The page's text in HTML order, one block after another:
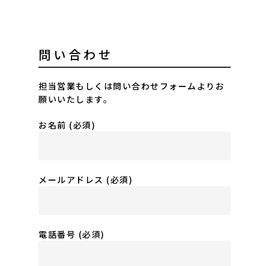
問い合わせ
担当営業もしくは問い合わせフォームよりお
願いいたします。
お名前 (必須)
メールアドレス (必須)
電話番号 (必須)